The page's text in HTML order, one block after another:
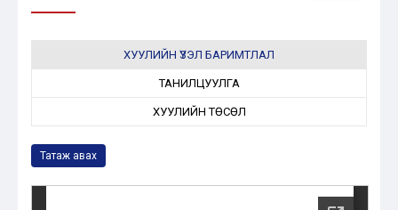
ХУУЛИЙН ҮЗЭЛ БАРИМТЛАЛ
ТАНИЛЦУУЛГА
ХУУЛИЙН ТӨСӨЛ
Татаж авах